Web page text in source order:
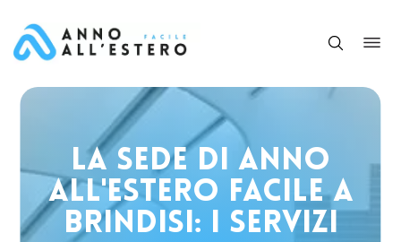
LA SEDE DI ANNO
ALL'ESTERO FACILE A
BRINDISI: I SERVIZI